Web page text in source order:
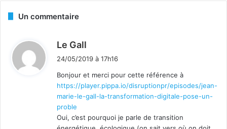
Un commentaire
Le Gall
:
24/05/2019 à 17h16
Bonjour et merci pour cette référence à
https://player.pippa.io/disruptionpr/episodes/jean-
marie-le-gall-la-transformation-digitale-pose-un-
proble
Oui, c’est pourquoi je parle de transition